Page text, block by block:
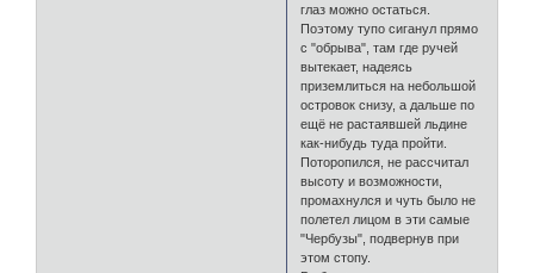
глаз можно остаться.
Поэтому тупо сиганул прямо
с "обрыва", там где ручей
вытекает, надеясь
приземлиться на небольшой
островок снизу, а дальше по
ещё не растаявшей льдине
как-нибудь туда пройти.
Поторопился, не рассчитал
высоту и возможности,
промахнулся и чуть было не
полетел лицом в эти самые
"Чербузы", подвернув при
этом стопу.